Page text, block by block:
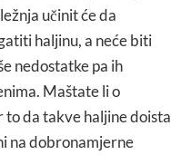
učinit će da
haljinu, a neće biti
nedostatke pa ih
Maštate li o
da takve haljine doista
na dobronamjerne